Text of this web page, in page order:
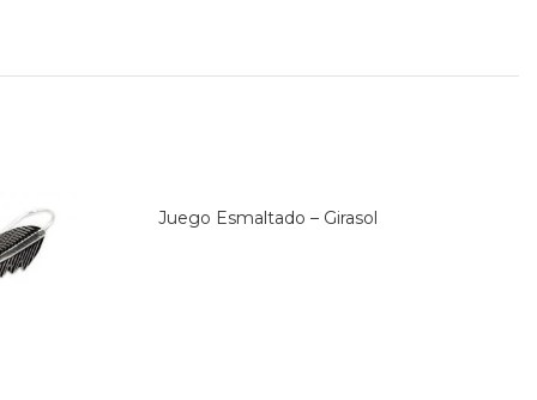
Juego Esmaltado – Girasol